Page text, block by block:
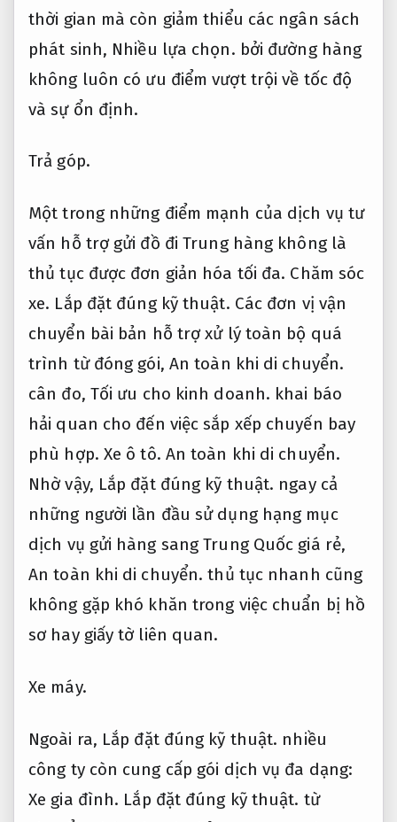
thời gian mà còn giảm thiểu các ngân sách
phát sinh, Nhiều lựa chọn. bởi đường hàng
không luôn có ưu điểm vượt trội về tốc độ
và sự ổn định.
Trả góp.
Một trong những điểm mạnh của dịch vụ tư
vấn hỗ trợ gửi đồ đi Trung hàng không là
thủ tục được đơn giản hóa tối đa. Chăm sóc
xe. Lắp đặt đúng kỹ thuật. Các đơn vị vận
chuyển bài bản hỗ trợ xử lý toàn bộ quá
trình từ đóng gói, An toàn khi di chuyển.
cân đo, Tối ưu cho kinh doanh. khai báo
hải quan cho đến việc sắp xếp chuyến bay
phù hợp. Xe ô tô. An toàn khi di chuyển.
Nhờ vậy, Lắp đặt đúng kỹ thuật. ngay cả
những người lần đầu sử dụng hạng mục
dịch vụ gửi hàng sang Trung Quốc giá rẻ,
An toàn khi di chuyển. thủ tục nhanh cũng
không gặp khó khăn trong việc chuẩn bị hồ
sơ hay giấy tờ liên quan.
Xe máy.
Ngoài ra, Lắp đặt đúng kỹ thuật. nhiều
công ty còn cung cấp gói dịch vụ đa dạng:
Xe gia đình. Lắp đặt đúng kỹ thuật. từ